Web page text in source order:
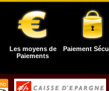
Les moyens de
Paiements
Paiement